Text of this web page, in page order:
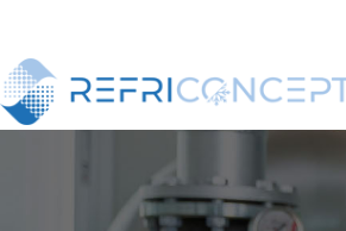
content